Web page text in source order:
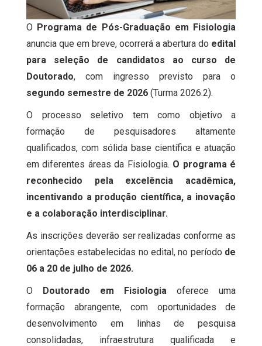
O Programa de Pós-Graduação em Fisiologia
anuncia que em breve, ocorrerá a abertura do edital
para seleção de candidatos ao curso de
Doutorado, com ingresso previsto para o
segundo semestre de 2026 (Turma 2026.2).
O processo seletivo tem como objetivo a
formação de pesquisadores altamente
qualificados, com sólida base científica e atuação
em diferentes áreas da Fisiologia. O programa é
reconhecido pela excelência acadêmica,
incentivando a produção científica, a inovação
e a colaboração interdisciplinar.
As inscrições deverão ser realizadas conforme as
orientações estabelecidas no edital, no período de
06 a 20 de julho de 2026.
O
Doutorado em Fisiologia oferece uma
formação abrangente, com oportunidades de
desenvolvimento em linhas de pesquisa
consolidadas, infraestrutura qualificada e